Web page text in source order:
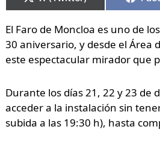
El Faro de Moncloa es uno de
30 aniversario, y desde el Área
este espectacular mirador que
Durante los días 21, 22 y 23 de
acceder a la instalación sin
subida a las 19:30 h), hasta